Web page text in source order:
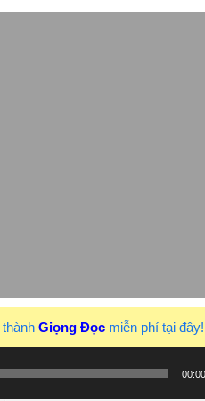
thành Giọng Đọc miễn phí tại đây!
00:00